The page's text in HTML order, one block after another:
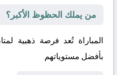
من يملك الحظوظ الأكبر؟
المباراة تُعد فرصة ذهبية
بأفضل مستوياتهم